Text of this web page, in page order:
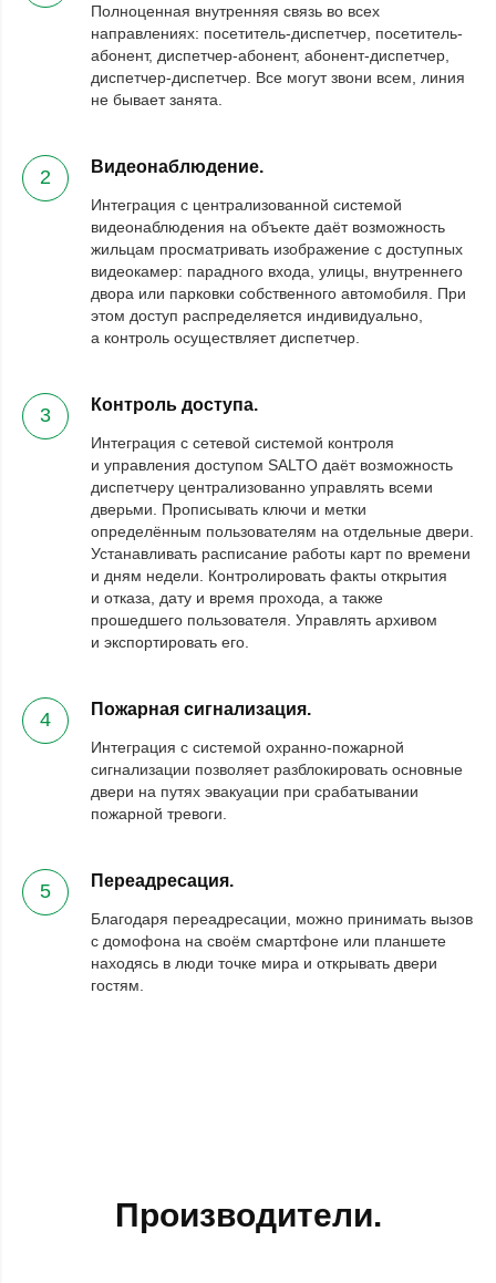
Полноценная внутренняя связь во всех
направлениях: посетитель-диспетчер, посетитель-
абонент, диспетчер-абонент, абонент-диспетчер,
диспетчер-диспетчер. Все могут звони всем, линия
не бывает занята.
2 Видеонаблюдение.
Интеграция с централизованной системой
видеонаблюдения на объекте даёт возможность
жильцам просматривать изображение с доступных
видеокамер: парадного входа, улицы, внутреннего
двора или парковки собственного автомобиля. При
этом доступ распределяется индивидуально,
а контроль осуществляет диспетчер.
3 Контроль доступа.
Интеграция с сетевой системой контроля
и управления доступом SALTO даёт возможность
диспетчеру централизованно управлять всеми
дверьми. Прописывать ключи и метки
определённым пользователям на отдельные двери.
Устанавливать расписание работы карт по времени
и дням недели. Контролировать факты открытия
и отказа, дату и время прохода, а также
прошедшего пользователя. Управлять архивом
и экспортировать его.
4 Пожарная сигнализация.
Интеграция с системой охранно-пожарной
сигнализации позволяет разблокировать основные
двери на путях эвакуации при срабатывании
пожарной тревоги.
5 Переадресация.
Благодаря переадресации, можно принимать вызов
с домофона на своём смартфоне или планшете
находясь в люди точке мира и открывать двери
гостям.
Производители.